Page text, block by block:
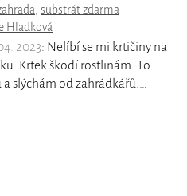
, substrát zdarma
Hladková
2023: Nelíbí se mi krtičiny na
Krtek škodí rostlinám. To
a slýchám od zahrádkářů.…